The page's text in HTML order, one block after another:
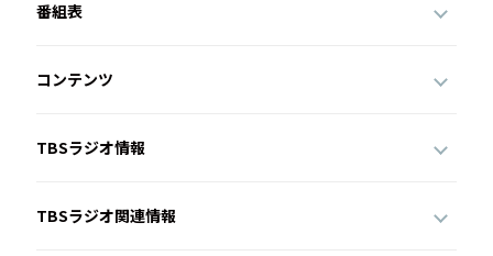
番組表
コンテンツ
TBSラジオ情報
TBSラジオ関連情報